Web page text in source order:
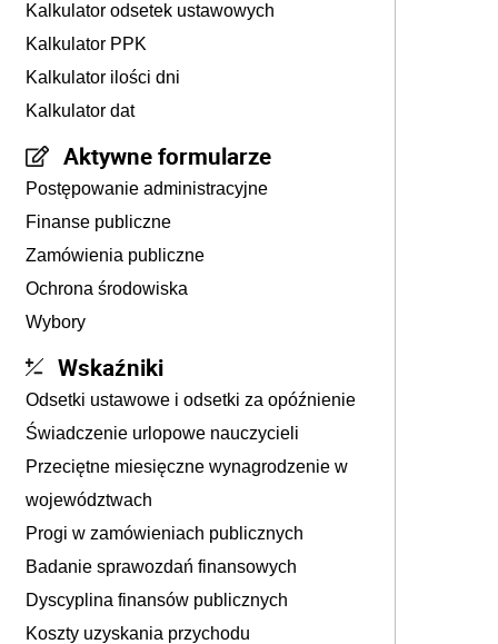
Kalkulator odsetek ustawowych
Kalkulator PPK
Kalkulator ilości dni
Kalkulator dat
Aktywne formularze
Postępowanie administracyjne
Finanse publiczne
Zamówienia publiczne
Ochrona środowiska
Wybory
Wskaźniki
Odsetki ustawowe i odsetki za opóźnienie
Świadczenie urlopowe nauczycieli
Przeciętne miesięczne wynagrodzenie w
województwach
Progi w zamówieniach publicznych
Badanie sprawozdań finansowych
Dyscyplina finansów publicznych
Koszty uzyskania przychodu